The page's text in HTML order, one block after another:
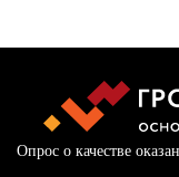
Опрос о качестве
г. Хабаровск,
ул. Шевченко, 11